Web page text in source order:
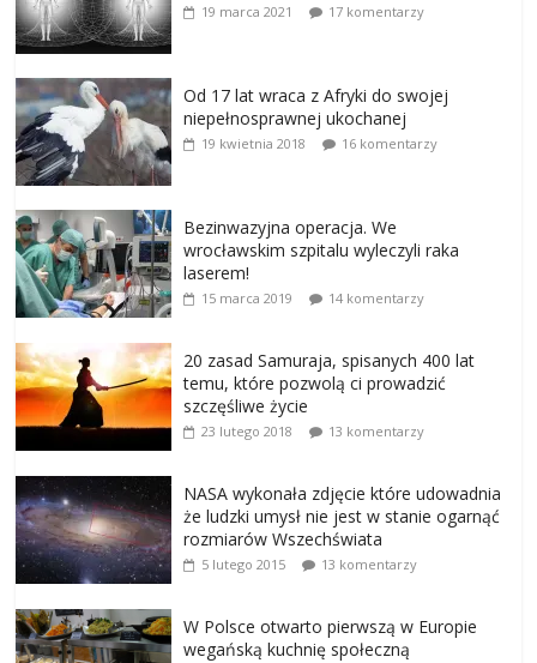
19 marca 2021 17 komentarzy
Od 17 lat wraca z Afryki do swojej
niepełnosprawnej ukochanej
19 kwietnia 2018 16 komentarzy
Bezinwazyjna operacja. We
wrocławskim szpitalu wyleczyli raka
laserem!
15 marca 2019 14 komentarzy
20 zasad Samuraja, spisanych 400 lat
temu, które pozwolą ci prowadzić
szczęśliwe życie
23 lutego 2018 13 komentarzy
NASA wykonała zdjęcie które udowadnia
że ludzki umysł nie jest w stanie ogarnąć
rozmiarów Wszechświata
5 lutego 2015 13 komentarzy
W Polsce otwarto pierwszą w Europie
wegańską kuchnię społeczną